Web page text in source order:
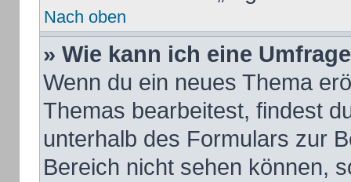
Nach oben
» Wie kann ich eine
Wenn du ein neues Thema
Themas bearbeitest, findest
unterhalb des Formulars zur
Bereich nicht sehen können,